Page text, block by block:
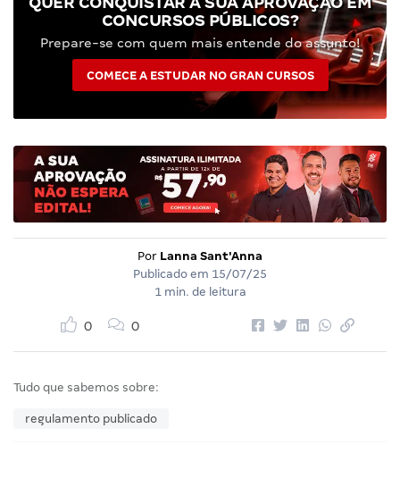
CONCURSOS PÚBLICOS?
Prepare-se com quem mais entende do assunto!
COMECE A ESTUDAR NO GRAN CURSOS
Por Lanna Sant'Anna
Publicado em 15/07/25
1 min. de leitura
0 0
Tudo que sabemos sobre:
regulamento publicado